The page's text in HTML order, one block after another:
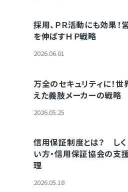
採用、ＰＲ活動にも効果！
を伸ばすＨＰ戦略
2026.06.01
万全のセキュリティに！
えた義肢メーカーの戦略
2026.05.25
信用保証制度とは？ しく
い方・信用保証協会の支
理
2026.05.18